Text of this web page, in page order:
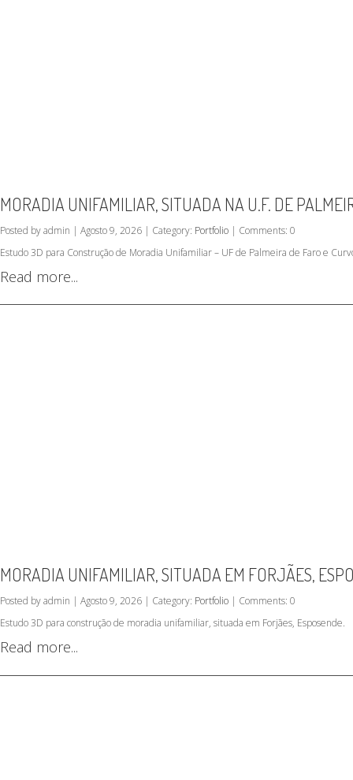
MORADIA UNIFAMILIAR, SITUADA NA U.F. DE
Posted by admin | Agosto 9, 2026 | Category: Portfolio | Comments: 0
Estudo 3D para Construção de Moradia Unifamiliar – UF de Palmeira de Faro e
Read more...
MORADIA UNIFAMILIAR, SITUADA EM FORJÃES,
Posted by admin | Agosto 9, 2026 | Category: Portfolio | Comments: 0
Estudo 3D para construção de moradia unifamiliar, situada em Forjães, Esposende.
Read more...